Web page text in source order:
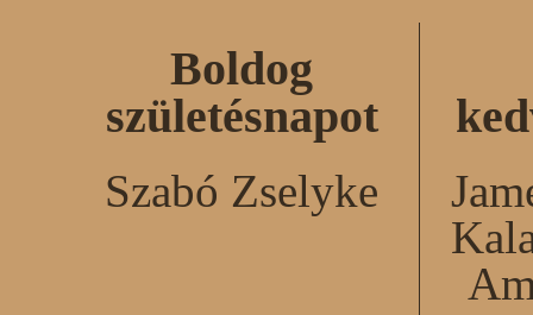
Boldog
születésnapot
Szabó Zselyke